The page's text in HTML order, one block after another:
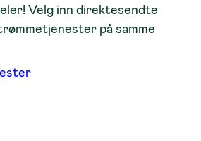
Velg inn direktesendte
på samme